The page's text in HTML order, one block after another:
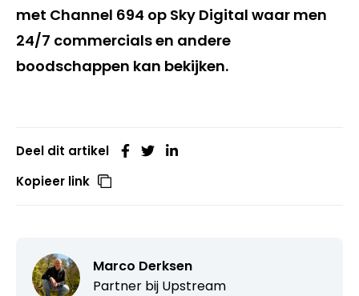
met Channel 694 op Sky Digital waar men
24/7 commercials en andere
boodschappen kan bekijken.
Deel dit artikel
Kopieer link
Marco Derksen
Partner bij Upstream